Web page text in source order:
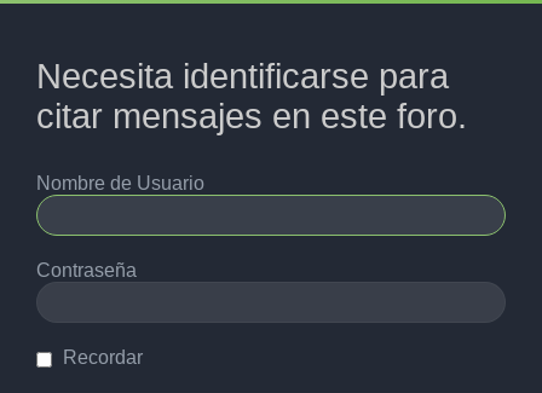
Necesita identificarse para
citar mensajes en este foro.
Nombre de Usuario
Contraseña
Recordar